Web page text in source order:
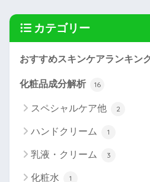
カテゴリー
おすすめスキンケアランキン
化粧品成分解析 16
スペシャルケア他 2
ハンドクリーム 1
乳液・クリーム 3
化粧水 1